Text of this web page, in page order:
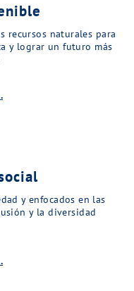
recursos naturales para
y lograr un futuro más
y enfocados en las
y la diversidad